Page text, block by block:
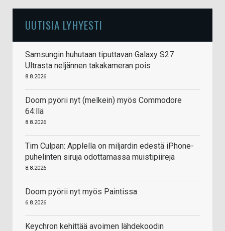
UUTISIA LYHYESTI
Samsungin huhutaan tiputtavan Galaxy S27
Ultrasta neljännen takakameran pois
8.8.2026
Doom pyörii nyt (melkein) myös Commodore
64:llä
8.8.2026
Tim Culpan: Applella on miljardin edestä iPhone-
puhelinten siruja odottamassa muistipiirejä
8.8.2026
Doom pyörii nyt myös Paintissa
6.8.2026
Keychron kehittää avoimen lähdekoodin